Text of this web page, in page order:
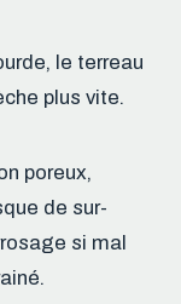
le terreau
plus vite.
poreux,
de sur-
si mal